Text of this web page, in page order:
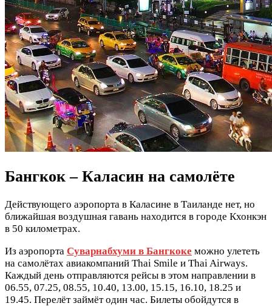
Бангкок – Каласин на самолёте
Действующего аэропорта в Каласине в Таиланде нет, но
ближайшая воздушная гавань находится в городе Кхонкэн
в 50 километрах.
Из аэропорта Суварнабхуми в Бангкоке можно улететь
на самолётах авиакомпаний Thai Smile и Thai Airways.
Каждый день отправляются рейсы в этом направлении в
06.55, 07.25, 08.55, 10.40, 13.00, 15.15, 16.10, 18.25 и
19.45. Перелёт займёт один час. Билеты обойдутся в